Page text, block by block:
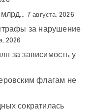
млрд… 7 августа, 2026
за нарушение
2026
за зависимость у
флагам не
сократилась